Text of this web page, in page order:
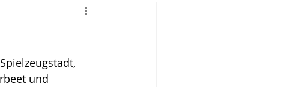
und